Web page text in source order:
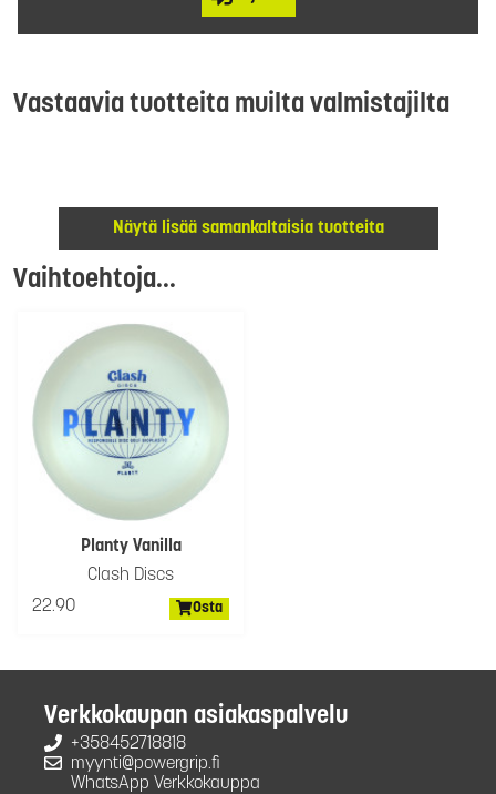
Vastaavia tuotteita muilta valmistajilta
Näytä lisää samankaltaisia tuotteita
Vaihtoehtoja...
Planty Vanilla
Clash Discs
22.90
Osta
Verkkokaupan asiakaspalvelu
+358452718818
myynti@powergrip.fi
WhatsApp Verkkokauppa